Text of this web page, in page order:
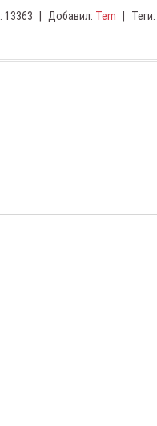
: 13363 Добавил: Tem Теги: